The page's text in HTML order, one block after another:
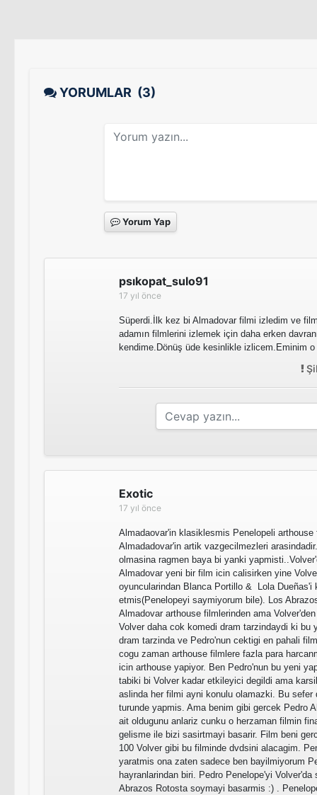
YORUMLAR (3)
Yorum Yap
psıkopat_sulo91
17 yıl önce
Süperdi.İlk kez bi Almadovar filmi izledim ve
adamın filmlerini izlemek için daha erken
kendime.Dönüş üde kesinlikle izlicem.Eminim
Exotic
17 yıl önce
Almadaovar'in klasiklesmis Penelopeli arthouse
Almadadovar'in artik vazgecilmezleri
olmasina ragmen baya bi yanki
Almadovar yeni bir film icin calisirken yine
oyuncularindan Blanca Portillo & Lola Dueñas'i
etmis(Penelopeyi saymiyorum bile). Los
Almadovar arthouse filmlerinden ama
Volver daha cok komedi dram tarzindaydi ki bu
dram tarzinda ve Pedro'nun cektigi en pahali
cogu zaman arthouse filmlere fazla para
icin arthouse yapiyor. Ben Pedro'nun bu yeni
tabiki bi Volver kadar etkileyici degildi ama
aslinda her filmi ayni konulu olamazki. Bu sefer
turunde yapmis. Ama benim gibi gercek Pedro
ait oldugunu anlariz cunku o herzaman filmin
gelisme ile bizi sasirtmayi basarir. Film beni
100 Volver gibi bu filminde dvdsini alacagim.
yaratmis ona zaten sadece ben bayilmiyorum
hayranlarindan biri. Pedro Penelope'yi
Abrazos Rotosta soymayi basarmis :) .